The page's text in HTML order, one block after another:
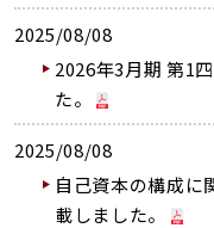
2025/08/08
2026年3月期 第1
た。
2025/08/08
自己資本の構成に
載しました。